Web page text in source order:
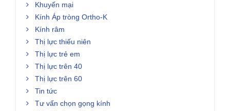
Khuyến mại
Kính Áp tròng Ortho-K
Kính râm
Thị lực thiếu niên
Thị lực trẻ em
Thị lực trên 40
Thị lực trên 60
Tin tức
Tư vấn chọn gọng kính